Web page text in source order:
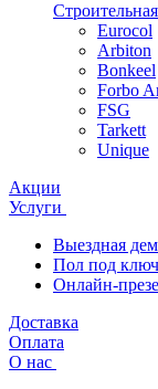
Eurocol
Arbiton
Bonkeel
Forbo
FSG
Tarkett
Unique
Акции
Услуги
Выездная
Пол под ключ
Онлайн-
Доставка
Оплата
О нас